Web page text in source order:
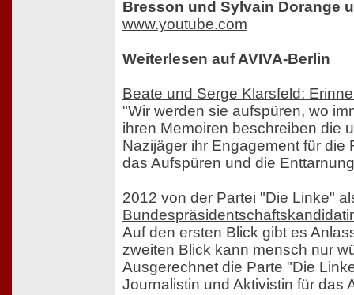
Bresson und Sylvain Dorange
www.youtube.com
Weiterlesen auf AVIVA-Berlin
Beate und Serge Klarsfeld:
"Wir werden sie aufspüren, wo
ihren Memoiren beschreiben die
Nazijäger ihr Engagement für die
das Aufspüren und die
2012 von der Partei "Die Linke"
Auf den ersten Blick gibt es
zweiten Blick kann mensch nur
Ausgerechnet die Parte "Die
Journalistin und Aktivistin für das